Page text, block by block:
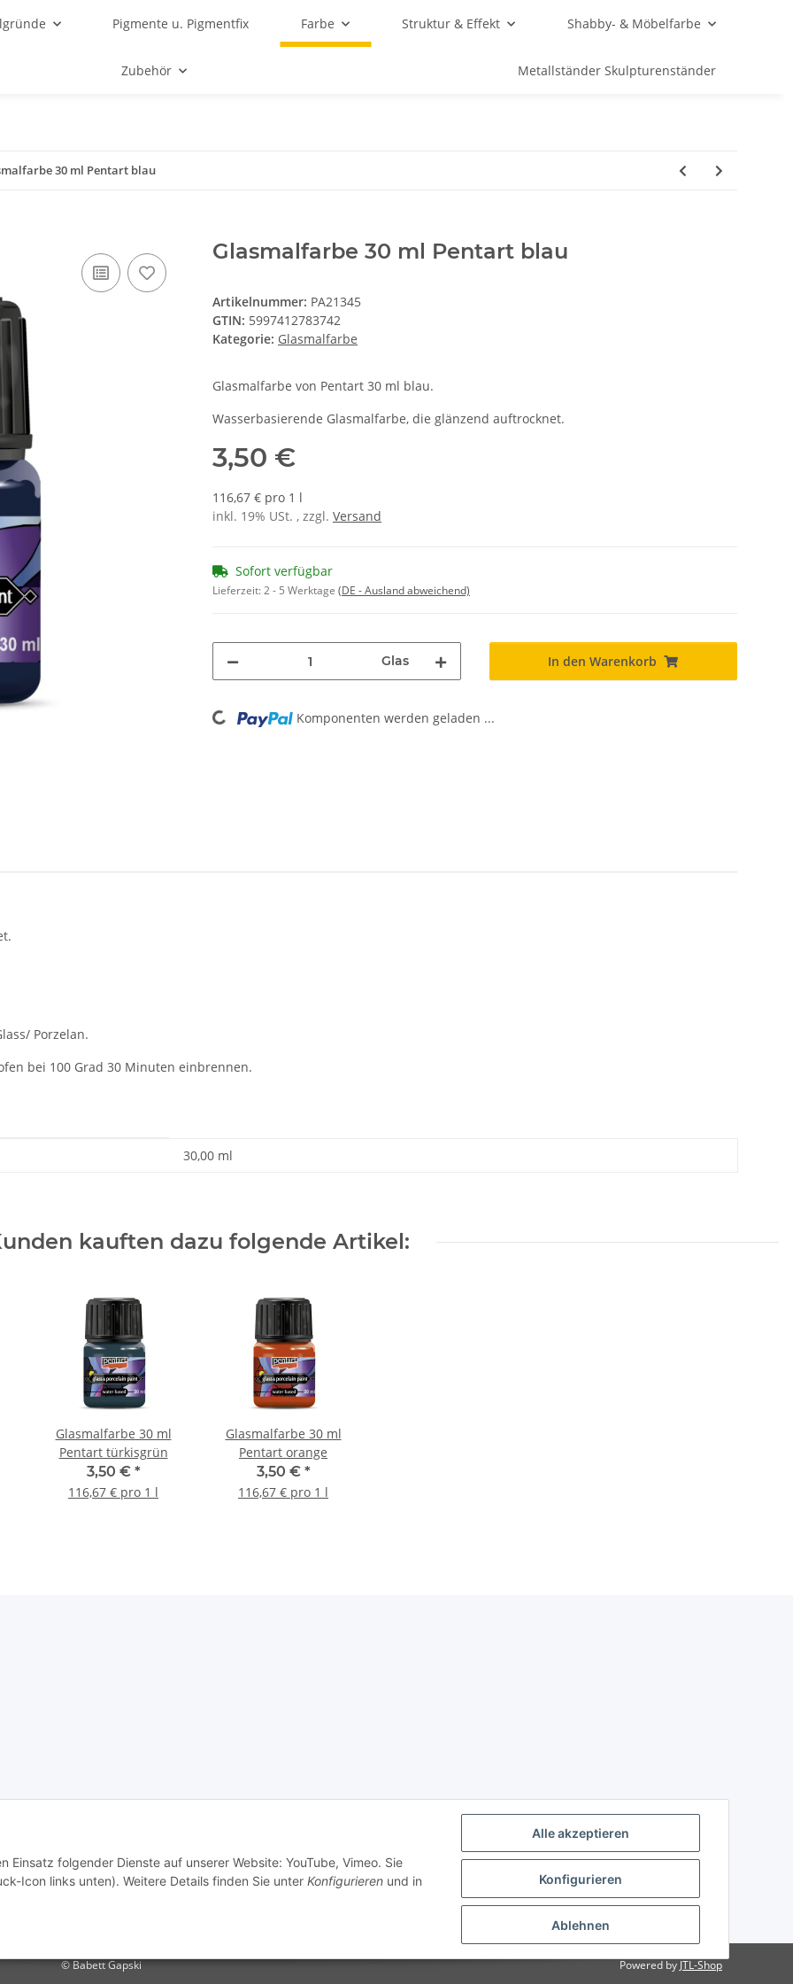
Alle akzeptieren
Konfigurieren
Ablehnen
Einsatz folgender Dienste auf unserer Website: YouTube, Vimeo. Sie
Icon links unten). Weitere Details finden Sie unter Konfigurieren und in
Pigmente u. Pigmentfix Farbe Struktur & Effekt Shabby- & Möbelfarbe
Zubehör Metallständer Skulpturenständer
30 ml Pentart blau
Glasmalfarbe 30 ml Pentart blau
Artikelnummer: PA21345
GTIN: 5997412783742
Kategorie: Glasmalfarbe
Glasmalfarbe von Pentart 30 ml blau.
Wasserbasierende Glasmalfarbe, die glänzend auftrocknet.
3,50 €
116,67 € pro 1 l
inkl. 19% USt. , zzgl. Versand
Sofort verfügbar
Lieferzeit:2 - 5 Werktage (DE - Ausland abweichend)
Glas In den Warenkorb
Loading... Komponenten werden geladen ...
Porzelan.
bei 100 Grad 30 Minuten einbrennen.
30,00 ml
kauften dazu folgende Artikel:
Glasmalfarbe 30 ml
Pentart türkisgrün
3,50 € *
116,67 € pro 1 l
Glasmalfarbe 30 ml
Pentart orange
3,50 € *
116,67 € pro 1 l
© Babett Gapski Powered by JTL-Shop